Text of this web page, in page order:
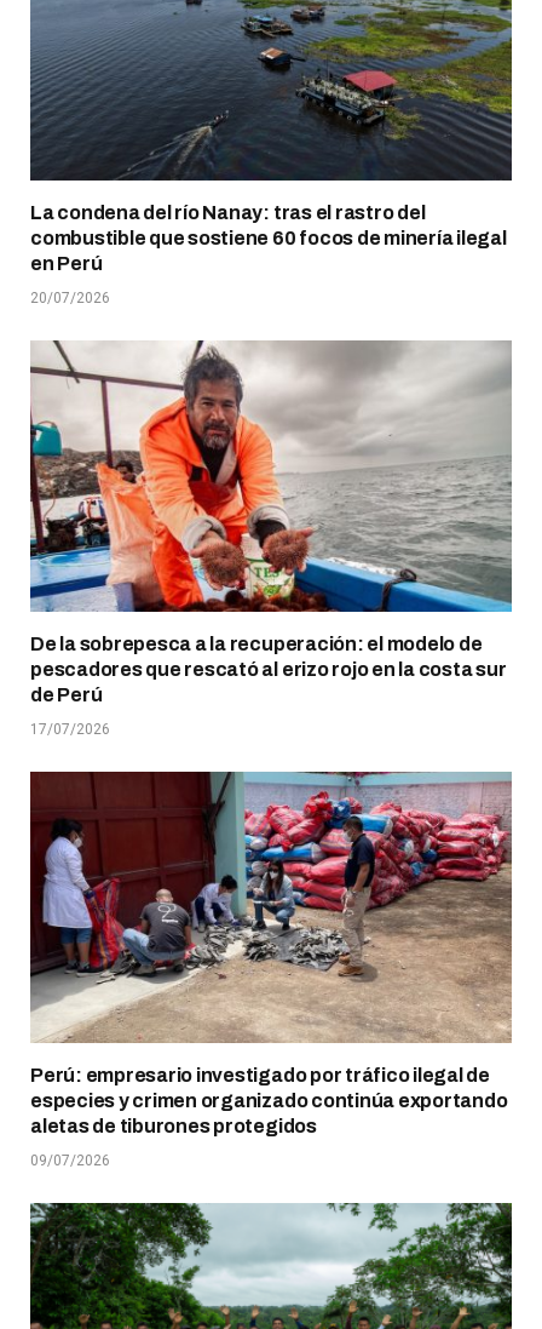
La condena del río Nanay: tras el rastro del
combustible que sostiene 60 focos de minería ilegal
en Perú
20/07/2026
De la sobrepesca a la recuperación: el modelo de
pescadores que rescató al erizo rojo en la costa sur
de Perú
17/07/2026
Perú: empresario investigado por tráfico ilegal de
especies y crimen organizado continúa exportando
aletas de tiburones protegidos
09/07/2026